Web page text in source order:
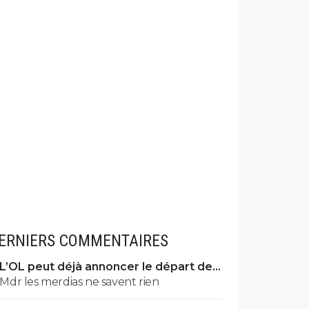
COMMENTAIRES
L’OL peut déjà annoncer le départ de
Fonseca
Mdr les merdias ne savent rien